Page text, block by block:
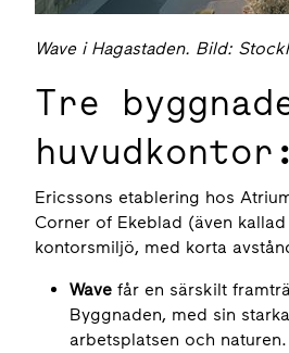
Wave i Hagastaden. Bild:
Tre
Ericssons etablering hos
Corner of Ekeblad (även
kontorsmiljö, med korta
Wave får en särskilt
Byggnaden, med sin
arbetsplatsen och